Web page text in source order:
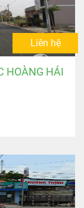
Liên hệ
HOÀNG HẢI